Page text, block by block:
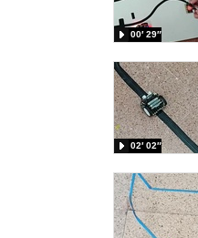
00′ 29″
02′ 02″